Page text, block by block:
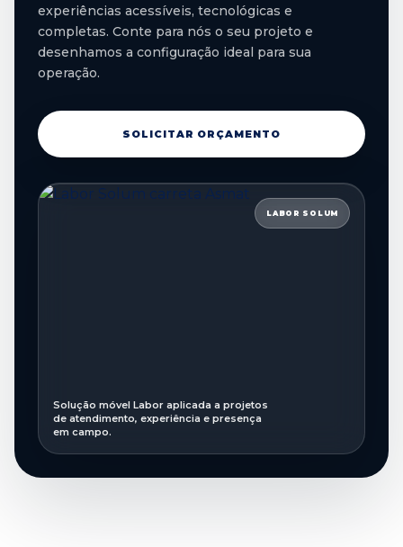
experiências acessíveis, tecnológicas e
completas. Conte para nós o seu projeto e
desenhamos a configuração ideal para sua
operação.
SOLICITAR ORÇAMENTO
LABOR SOLUM
Solução móvel Labor aplicada a projetos
de atendimento, experiência e presença
em campo.